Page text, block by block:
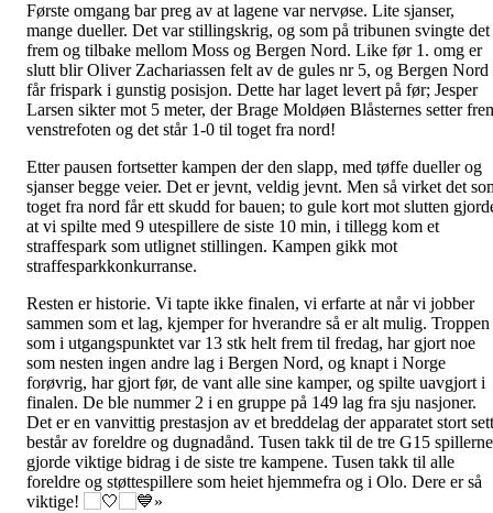
Første omgang bar preg av at lagene var nervøse. Lite sjanser,
mange dueller. Det var stillingskrig, og som på tribunen svingte det
frem og tilbake mellom Moss og Bergen Nord. Like før 1. omg er
slutt blir Oliver Zachariassen felt av de gules nr 5, og Bergen Nord
får frispark i gunstig posisjon. Dette har laget levert på før; Jesper
Larsen sikter mot 5 meter, der Brage Moldøen Blåsternes setter
venstrefoten og det står 1-0 til toget fra nord!
Etter pausen fortsetter kampen der den slapp, med tøffe dueller og
sjanser begge veier. Det er jevnt, veldig jevnt. Men så virket det
toget fra nord får ett skudd for bauen; to gule kort mot slutten
at vi spilte med 9 utespillere de siste 10 min, i tillegg kom et
straffespark som utlignet stillingen. Kampen gikk mot
straffesparkkonkurranse.
Resten er historie. Vi tapte ikke finalen, vi erfarte at når vi jobber
sammen som et lag, kjemper for hverandre så er alt mulig. Troppen
som i utgangspunktet var 13 stk helt frem til fredag, har gjort noe
som nesten ingen andre lag i Bergen Nord, og knapt i Norge
forøvrig, har gjort før, de vant alle sine kamper, og spilte uavgjort i
finalen. De ble nummer 2 i en gruppe på 149 lag fra sju nasjoner.
Det er en vanvittig prestasjon av et breddelag der apparatet stort sett
består av foreldre og dugnadånd. Tusen takk til de tre G15 spillerne
gjorde viktige bidrag i de siste tre kampene. Tusen takk til alle
foreldre og støttespillere som heiet hjemmefra og i Olo. Dere er så
viktige!
»